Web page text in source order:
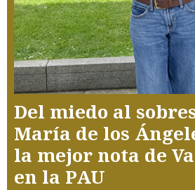
Del miedo al
María de los
la mejor nota de
en la PAU